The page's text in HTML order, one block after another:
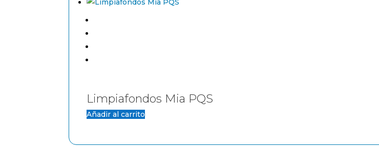
Limpiafondos Mia PQS
Añadir al carrito